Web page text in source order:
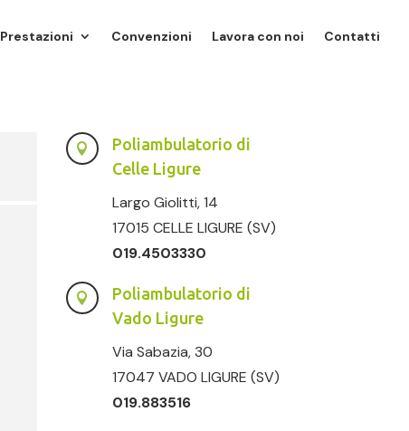
Prestazioni Convenzioni Lavora con noi Contatti

Poliambulatorio di
Celle Ligure
Largo Giolitti, 14
17015 CELLE LIGURE (SV)
019.4503330

Poliambulatorio di
Vado Ligure
Via Sabazia, 30
17047 VADO LIGURE (SV)
019.883516